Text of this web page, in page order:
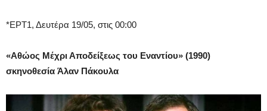
*ΕΡΤ1, Δευτέρα 19/05, στις 00:00
«Αθώος Μέχρι Αποδείξεως του Εναντίου» (1990)
σκηνοθεσία Άλαν Πάκουλα